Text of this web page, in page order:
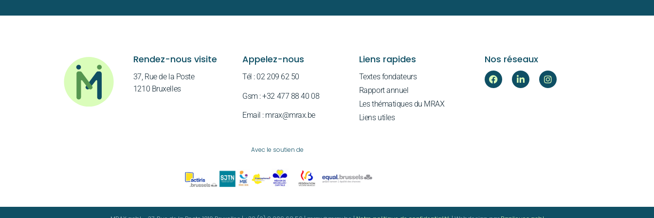
Rendez-nous visite
37, Rue de la Poste
1210 Bruxelles
Appelez-nous
Tél : 02 209 62 50
Gsm : +32 477 88 40 08
Email : mrax@mrax.be
Liens rapides
Textes fondateurs
Rapport annuel
Les thématiques du MRAX
Liens utiles
Nos réseaux
Avec le soutien de